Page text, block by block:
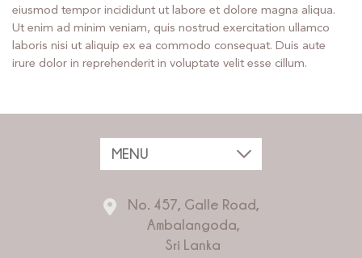
eiusmod tempor incididunt ut labore et dolore magna aliqua.
Ut enim ad minim veniam, quis nostrud exercitation ullamco
laboris nisi ut aliquip ex ea commodo consequat. Duis aute
irure dolor in reprehenderit in voluptate velit esse cillum.
No. 457, Galle Road,
Ambalangoda,
Sri Lanka